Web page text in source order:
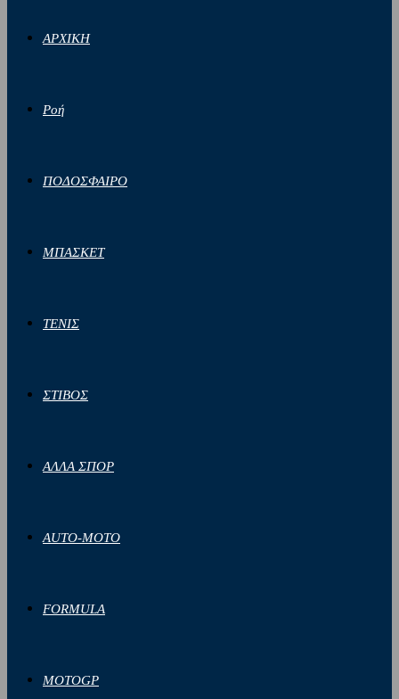
ΑΡΧΙΚΗ
Ροή
ΠΟΔΟΣΦΑΙΡΟ
ΜΠΑΣΚΕΤ
ΤΕΝΙΣ
ΣΤΙΒΟΣ
ΑΛΛΑ ΣΠΟΡ
AUTO-MOTO
FORMULA
MOTOGP